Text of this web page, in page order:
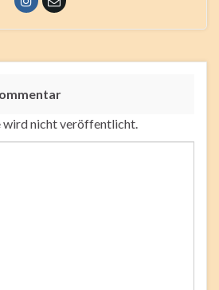
wird nicht veröffentlicht.